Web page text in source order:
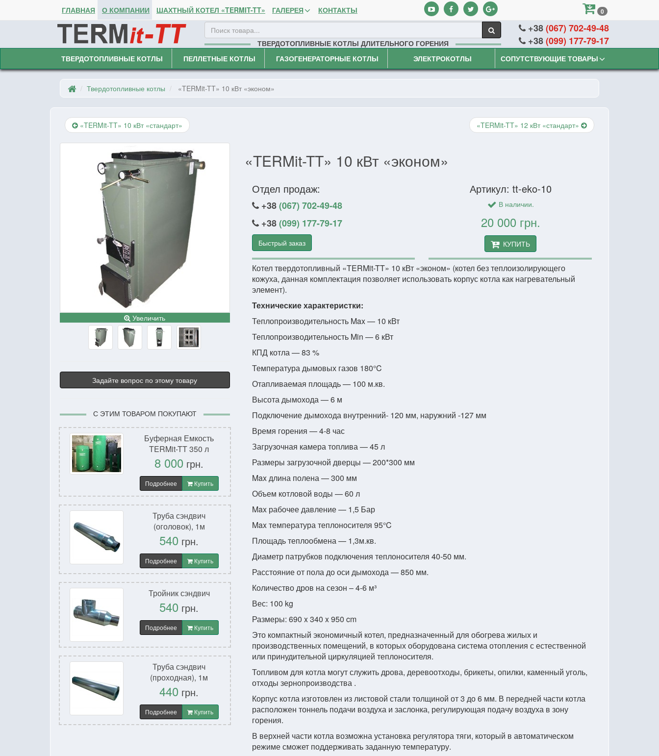
ГЛАВНАЯ О КОМПАНИИ ШАХТНЫЙ КОТЕЛ «TERMIT-TT» ГАЛЕРЕЯ КОНТАКТЫ 0
ТВЕРДОТОПЛИВНЫЕ КОТЛЫ ДЛИТЕЛЬНОГО ГОРЕНИЯ
+38(067) 702-49-48
+38(099) 177-79-17
ТВЕРДОТОПЛИВНЫЕ КОТЛЫ ПЕЛЛЕТНЫЕ КОТЛЫ ГАЗОГЕНЕРАТОРНЫЕ КОТЛЫ ЭЛЕКТРОКОТЛЫ СОПУТСТВУЮЩИЕ ТОВАРЫ
Твердотопливные котлы «TERMit-TT» 10 кВт «эконом»
«TERMit-TT» 10 кВт «стандарт» «TERMit-TT» 12 кВт «стандарт»
Увеличить
Задайте вопрос по этому товару
С ЭТИМ ТОВАРОМ ПОКУПАЮТ
Буферная Емкость
TERMit-TT 350 л
8 000 грн.
Подробнее Купить
Труба сэндвич
(оголовок), 1м
540 грн.
Подробнее Купить
Тройник сэндвич
540 грн.
Подробнее Купить
Труба сэндвич
(проходная), 1м
440 грн.
Подробнее Купить
«TERMit-TT» 10 кВт «эконом»
Отдел продаж:
+38(067) 702-49-48
+38(099) 177-79-17
Быстрый заказ
Артикул: tt-eko-10
В наличии.
20 000 грн.
КУПИТЬ
Котел твердотопливный «TERMit-TT» 10 кВт «эконом» (котел без теплоизолирующего
кожуха, данная комплектация позволяет использовать корпус котла как нагревательный
элемент).
Технические характеристки:
Теплопроизводительность Max — 10 кВт
Теплопроизводительность Min — 6 кВт
КПД котла — 83 %
Температура дымовых газов 180°C
Отапливаемая площадь — 100 м.кв.
Высота дымохода — 6 м
Подключение дымохода внутренний- 120 мм, наружний -127 мм
Время горения — 4-8 час
Загрузочная камера топлива — 45 л
Размеры загрузочной дверцы — 200*300 мм
Max длина полена — 300 мм
Объем котловой воды — 60 л
Max рабочее давление — 1,5 Бар
Max температура теплоносителя 95°C
Площадь теплообмена — 1,3м.кв.
Диаметр патрубков подключения теплоносителя 40-50 мм.
Расстояние от пола до оси дымохода — 850 мм.
Количество дров на сезон – 4-6 м³
Вес: 100 kg
Размеры: 690 x 340 x 950 cm
Это компактный экономичный котел, предназначенный для обогрева жилых и
производственных помещений, в которых оборудована система отопления с естественной
или принудительной циркуляцией теплоносителя.
Топливом для котла могут служить дрова, деревоотходы, брикеты, опилки, каменный уголь,
отходы зернопроизводства .
Корпус котла изготовлен из листовой стали толщиной от 3 до 6 мм. В передней части котла
расположен тоннель подачи воздуха и заслонка, регулирующая подачу воздуха в зону
горения.
В верхней части котла возможна установка регулятора тяги, который в автоматическом
режиме сможет поддерживать заданную температуру.